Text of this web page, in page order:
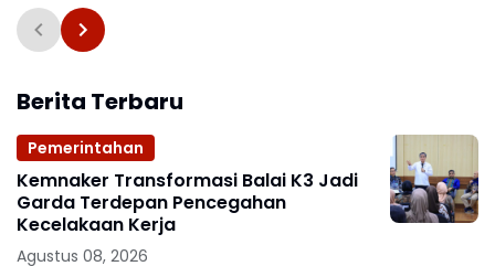
Berita Terbaru
Pemerintahan
Kemnaker Transformasi Balai K3 Jadi
Garda Terdepan Pencegahan
Kecelakaan Kerja
Agustus 08, 2026